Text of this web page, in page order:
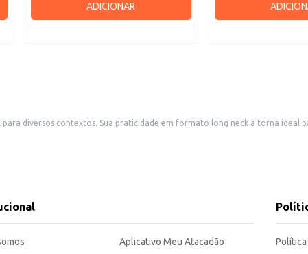
ADICIONAR
bares, restaurantes, mercearias e conveniências,
finais.
Aplicativo Meu Atacadão